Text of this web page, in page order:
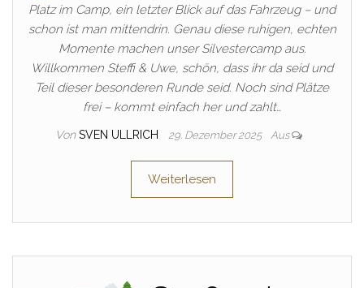
Platz im Camp, ein letzter Blick auf das Fahrzeug – und
schon ist man mittendrin. Genau diese ruhigen, echten
Momente machen unser Silvestercamp aus.
Willkommen Steffi & Uwe, schön, dass ihr da seid und
Teil dieser besonderen Runde seid. Noch sind Plätze
frei – kommt einfach her und zahlt…
Von SVEN ULLRICH 29. Dezember 2025 Aus
Weiterlesen